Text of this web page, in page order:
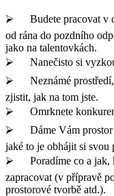
⮚ Budete pracovat v
od rána do pozdního
jako na talentovkách.
⮚ Nanečisto si
⮚ Neznámé prostředí,
zjistit, jak na tom jste.
⮚ Omrknete
⮚ Dáme Vám prostor
jaké to je obhájit si svou
⮚ Poradíme co a jak,
zapracovat (v přípravě
prostorové tvorbě atd.).